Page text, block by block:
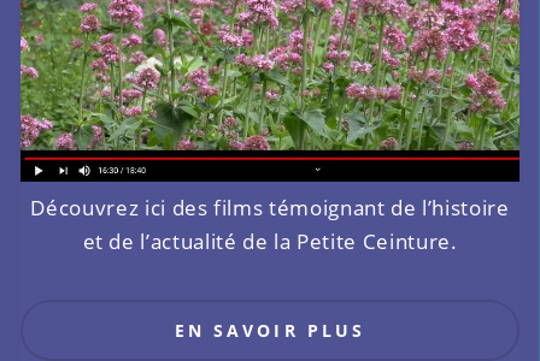
Découvrez ici des films témoignant de l’histoire
et de l’actualité de la Petite Ceinture.
EN SAVOIR PLUS